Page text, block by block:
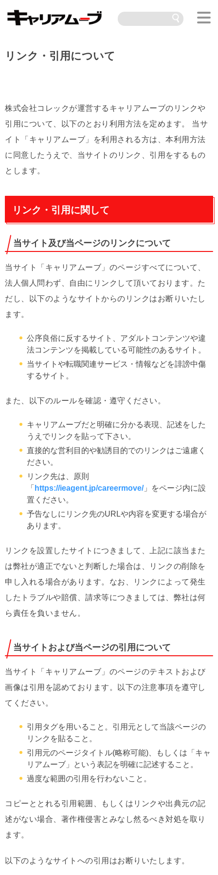
リンク・引用について
株式会社コレックが運営するキャリアムーブのリンクや
引用について、以下のとおり利用方法を定めます。 当サ
イト「キャリアムーブ」を利用される方は、本利用方法
に同意したうえで、当サイトのリンク、引用をするもの
とします。
リンク・引用に関して
当サイト及び当ページのリンクについて
当サイト「キャリアムーブ」のページすべてについて、
法人個人問わず、自由にリンクして頂いております。た
だし、以下のようなサイトからのリンクはお断りいたし
ます。
公序良俗に反するサイト、アダルトコンテンツや違
法コンテンツを掲載している可能性のあるサイト。
当サイトや転職関連サービス・情報などを誹謗中傷
するサイト。
また、以下のルールを確認・遵守ください。
キャリアムーブだと明確に分かる表現、記述をした
うえでリンクを貼って下さい。
直接的な営利目的や勧誘目的でのリンクはご遠慮く
ださい。
リンク先は、原則
「 https://ieagent.jp/careermove/」をページ内に設
置ください。
予告なしにリンク先のURLや内容を変更する場合が
あります。
リンクを設置したサイトにつきまして、上記に該当また
は弊社が適正でないと判断した場合は、リンクの削除を
申し入れる場合があります。なお、リンクによって発生
したトラブルや賠償、請求等につきましては、弊社は何
ら責任を負いません。
当サイトおよび当ページの引用について
当サイト「キャリアムーブ」のページのテキストおよび
画像は引用を認めております。以下の注意事項を遵守し
てください。
引用タグを用いること。引用元として当該ページの
リンクを貼ること。
引用元のページタイトル(略称可能)、もしくは「キャ
リアムーブ」という表記を明確に記述すること。
過度な範囲の引用を行わないこと。
コピーととれる引用範囲、もしくはリンクや出典元の記
述がない場合、著作権侵害とみなし然るべき対処を取り
ます。
以下のようなサイトへの引用はお断りいたします。